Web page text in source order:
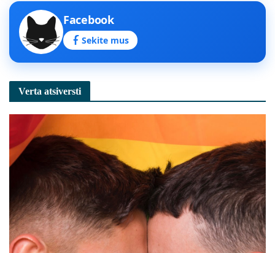
Facebook
Sekite mus
Verta atsiversti